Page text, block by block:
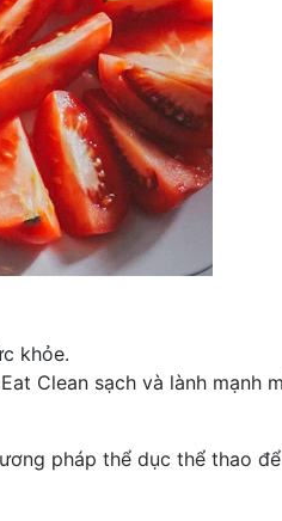
khỏe.
Clean sạch và lành mạnh
pháp thể dục thể thao